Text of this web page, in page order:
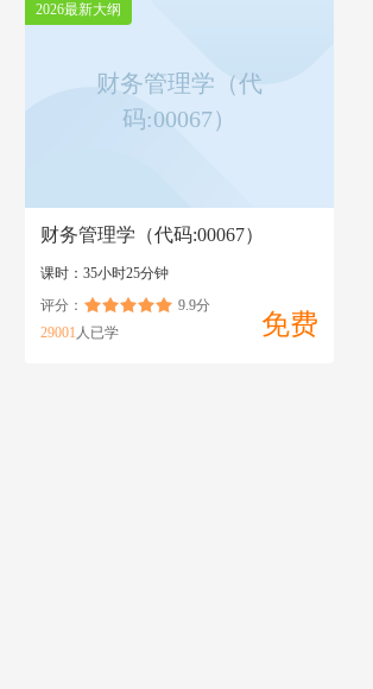
2026最新大纲
财务管理学（代
码:00067）
财务管理学（代码:00067）
课时：35小时25分钟
免费
评分：
9.9分
29001 人已学